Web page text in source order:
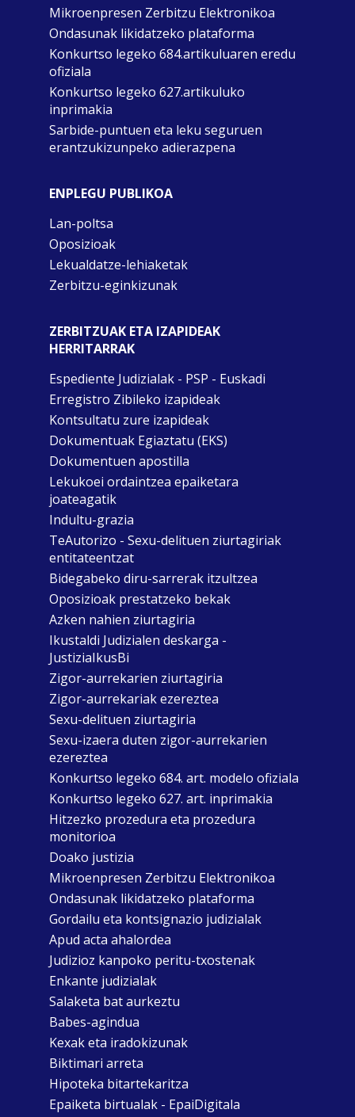
Mikroenpresen Zerbitzu Elektronikoa
Ondasunak likidatzeko plataforma
Konkurtso legeko 684.artikuluaren eredu
ofiziala
Konkurtso legeko 627.artikuluko
inprimakia
Sarbide-puntuen eta leku seguruen
erantzukizunpeko adierazpena
ENPLEGU PUBLIKOA
Lan-poltsa
Oposizioak
Lekualdatze-lehiaketak
Zerbitzu-eginkizunak
ZERBITZUAK ETA IZAPIDEAK
HERRITARRAK
Espediente Judizialak - PSP - Euskadi
Erregistro Zibileko izapideak
Kontsultatu zure izapideak
Dokumentuak Egiaztatu (EKS)
Dokumentuen apostilla
Lekukoei ordaintzea epaiketara
joateagatik
Indultu-grazia
TeAutorizo - Sexu-delituen ziurtagiriak
entitateentzat
Bidegabeko diru-sarrerak itzultzea
Oposizioak prestatzeko bekak
Azken nahien ziurtagiria
Ikustaldi Judizialen deskarga -
JustiziaIkusBi
Zigor-aurrekarien ziurtagiria
Zigor-aurrekariak ezereztea
Sexu-delituen ziurtagiria
Sexu-izaera duten zigor-aurrekarien
ezereztea
Konkurtso legeko 684. art. modelo ofiziala
Konkurtso legeko 627. art. inprimakia
Hitzezko prozedura eta prozedura
monitorioa
Doako justizia
Mikroenpresen Zerbitzu Elektronikoa
Ondasunak likidatzeko plataforma
Gordailu eta kontsignazio judizialak
Apud acta ahalordea
Judizioz kanpoko peritu-txostenak
Enkante judizialak
Salaketa bat aurkeztu
Babes-agindua
Kexak eta iradokizunak
Biktimari arreta
Hipoteka bitartekaritza
Epaiketa birtualak - EpaiDigitala